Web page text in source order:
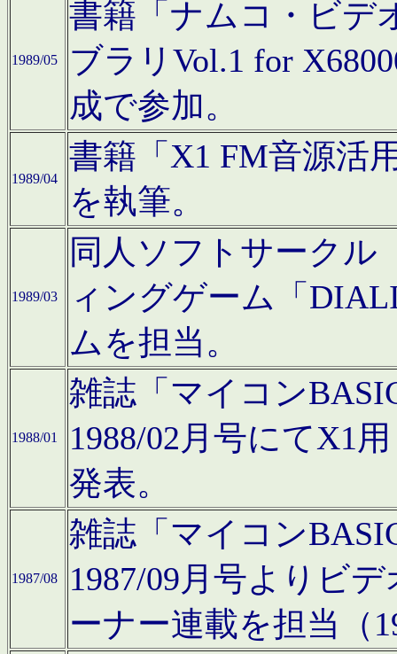
1989/05
書籍「ナムコ・ビデ
ブラリVol.1 for
成で参加。
1989/04
書籍「X1 FM音源活
を執筆。
1989/03
同人ソフトサークル
ィングゲーム「
ムを担当。
1988/01
雑誌「マイコン
1988/02月号にてX1
発表。
1987/08
雑誌「マイコン
1987/09月号よりビ
ーナー連載を担当（